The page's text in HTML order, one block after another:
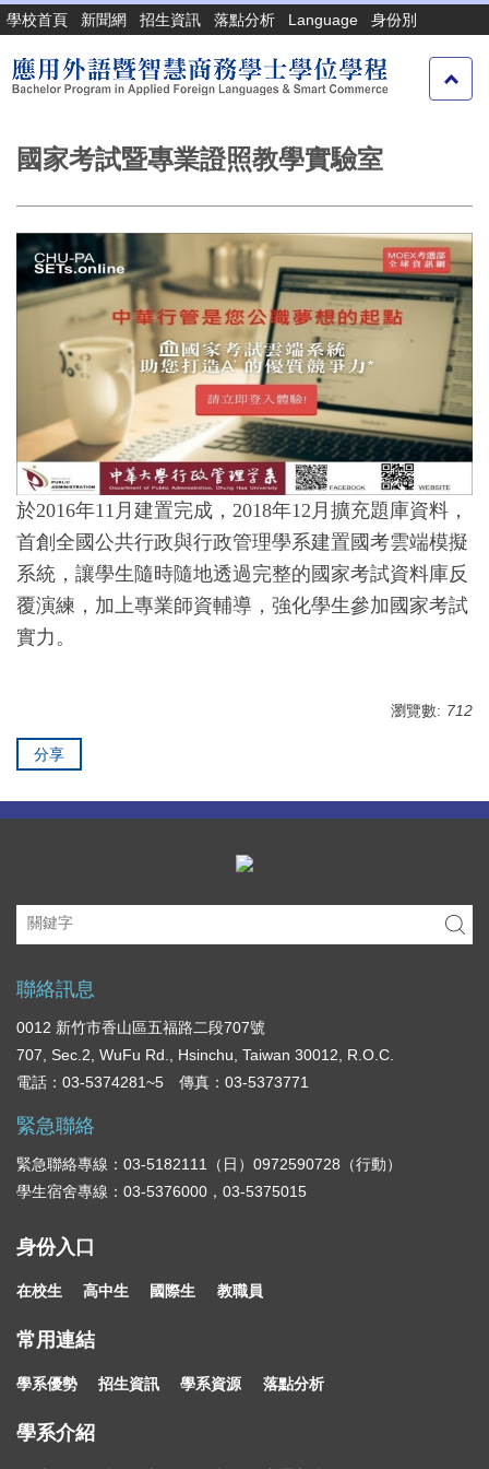
跳
到
主
要
區
學校首頁 新聞網 招生資訊 落點分析 Language 身份別
國家考試暨專業證照教學實驗室
於2016年11月建置完成，2018年12月擴充題庫資料，
首創全國公共行政與行政管理學系建置國考雲端模擬
系統，讓學生隨時隨地透過完整的國家考試資料庫反
覆演練，加上專業師資輔導，強化學生參加國家考試
實力。
瀏覽數: 712
分享
聯絡訊息
0012 新竹市香山區五福路二段707號
707, Sec.2, WuFu Rd., Hsinchu, Taiwan 30012, R.O.C.
電話：03-5374281~5 傳真：03-5373771
緊急聯絡
緊急聯絡專線：03-5182111（日）0972590728（行動）
學生宿舍專線：03-5376000，03-5375015
身份入口
在校生 高中生 國際生 教職員
常用連結
學系優勢 招生資訊 學系資源 落點分析
學系介紹